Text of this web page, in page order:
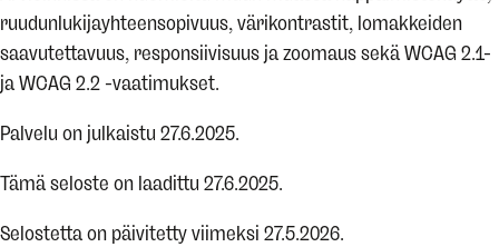
ruudunlukijayhteensopivuus, värikontrastit, lomakkeiden
saavutettavuus, responsiivisuus ja zoomaus sekä WCAG 2.1-
ja WCAG 2.2 -vaatimukset.
Palvelu on julkaistu 27.6.2025.
Tämä seloste on laadittu 27.6.2025.
Selostetta on päivitetty viimeksi 27.5.2026.